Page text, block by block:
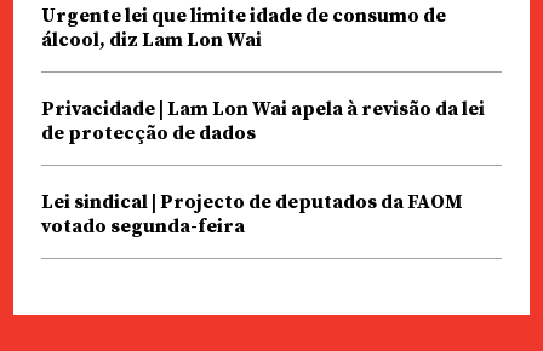
Urgente lei que limite idade de consumo de
álcool, diz Lam Lon Wai
Privacidade | Lam Lon Wai apela à revisão da lei
de protecção de dados
Lei sindical | Projecto de deputados da FAOM
votado segunda-feira